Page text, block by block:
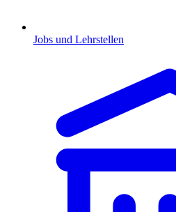
Jobs und Lehrstellen